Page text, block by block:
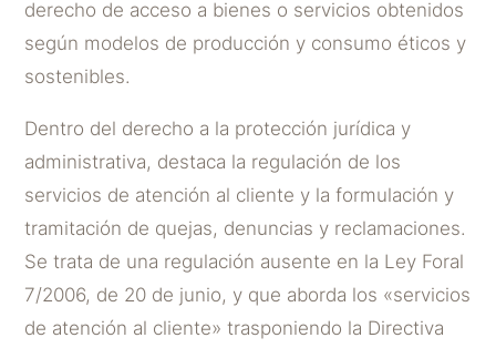
derecho de acceso a bienes o servicios obtenidos
según modelos de producción y consumo éticos y
sostenibles.
Dentro del derecho a la protección jurídica y
administrativa, destaca la regulación de los
servicios de atención al cliente y la formulación y
tramitación de quejas, denuncias y reclamaciones.
Se trata de una regulación ausente en la Ley Foral
7/2006, de 20 de junio, y que aborda los «servicios
de atención al cliente» trasponiendo la Directiva